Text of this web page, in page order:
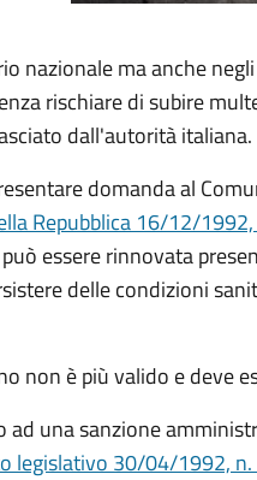
nazionale ma anche
rischiare di subire
dall'autorità italiana.
domanda al
Repubblica 16/12/
essere rinnovata
delle condizioni
non è più valido e deve
ad una sanzione
legislativo 30/04/1992,